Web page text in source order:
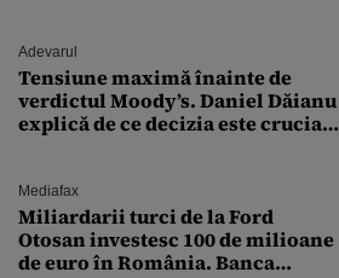
Adevarul
Tensiune maximă înainte de
verdictul Moody’s. Daniel Dăianu
explică de ce decizia este crucială
Mediafax
Miliardarii turci de la Ford
Otosan investesc 100 de milioane
de euro în România. Banca